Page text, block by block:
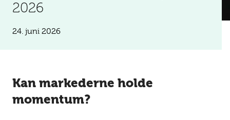
2026
24. juni 2026
Kan markederne holde
momentum?